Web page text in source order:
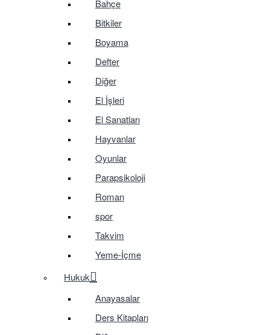
Bahçe
Bitkiler
Boyama
Defter
Diğer
El İşleri
El Sanatları
Hayvanlar
Oyunlar
Parapsikoloji
Roman
spor
Takvim
Yeme-İçme
Hukuk
Anayasalar
Ders Kitapları